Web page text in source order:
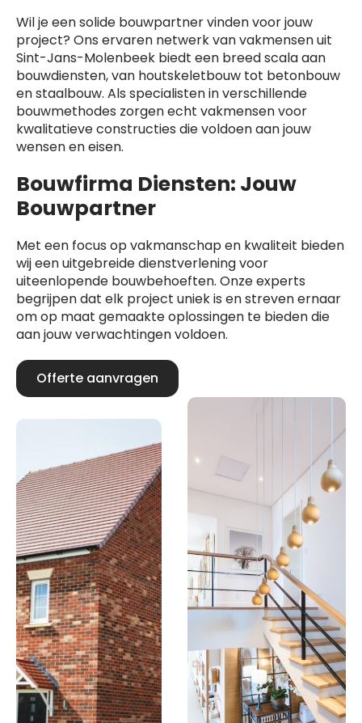
Wil je een solide bouwpartner vinden voor jouw
project? Ons ervaren netwerk van vakmensen uit
Sint-Jans-Molenbeek biedt een breed scala aan
bouwdiensten, van houtskeletbouw tot betonbouw
en staalbouw. Als specialisten in verschillende
bouwmethodes zorgen echt vakmensen voor
kwalitatieve constructies die voldoen aan jouw
wensen en eisen.
Bouwfirma Diensten: Jouw
Bouwpartner
Met een focus op vakmanschap en kwaliteit bieden
wij een uitgebreide dienstverlening voor
uiteenlopende bouwbehoeften. Onze experts
begrijpen dat elk project uniek is en streven ernaar
om op maat gemaakte oplossingen te bieden die
aan jouw verwachtingen voldoen.
Offerte aanvragen